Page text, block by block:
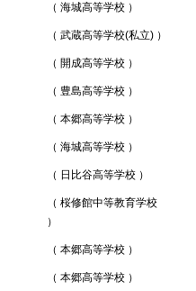
（ 海城高等学校 ）
（ 武蔵高等学校(私立) ）
（ 開成高等学校 ）
（ 豊島高等学校 ）
（ 本郷高等学校 ）
（ 海城高等学校 ）
（ 日比谷高等学校 ）
（ 桜修館中等教育学校
）
（ 本郷高等学校 ）
（ 本郷高等学校 ）